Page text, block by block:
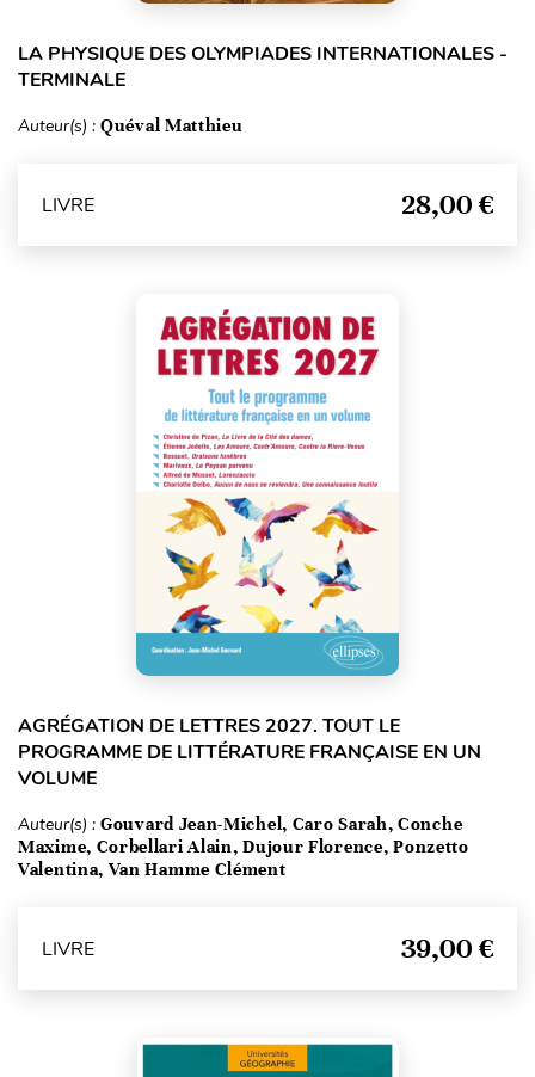
LA PHYSIQUE DES OLYMPIADES INTERNATIONALES -
TERMINALE
Auteur(s) : Quéval Matthieu
LIVRE 28,00 €
AGRÉGATION DE LETTRES 2027. TOUT LE
PROGRAMME DE LITTÉRATURE FRANÇAISE EN UN
VOLUME
Auteur(s) : Gouvard Jean-Michel, Caro Sarah, Conche
Maxime, Corbellari Alain, Dujour Florence, Ponzetto
Valentina, Van Hamme Clément
LIVRE 39,00 €